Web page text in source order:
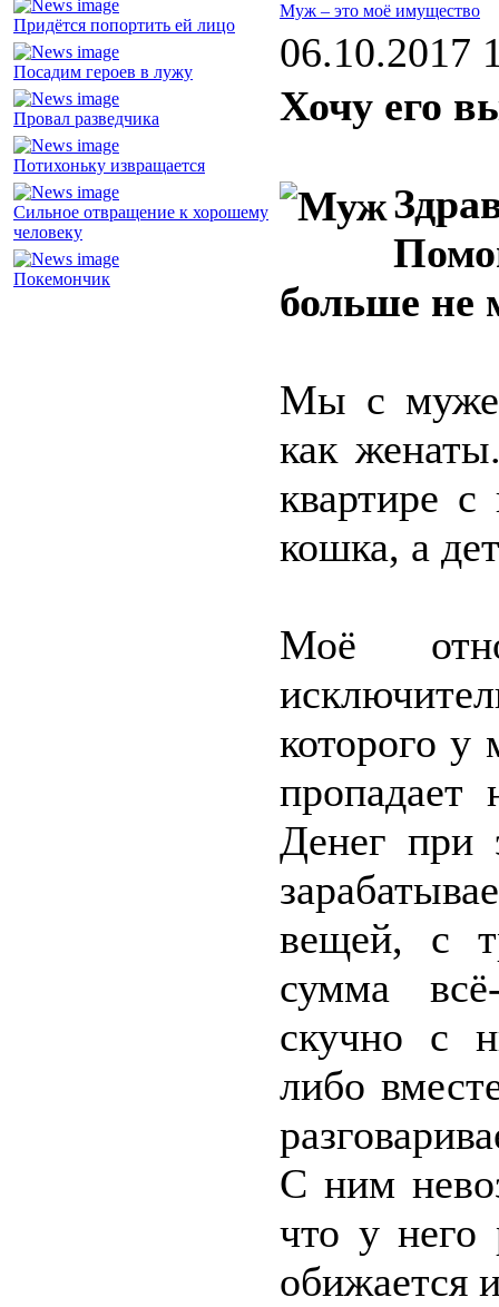
Придётся попортить ей лицо
Посадим героев в лужу
Провал разведчика
Потихоньку извращается
Сильное отвращение к хорошему
человеку
Покемончик
Муж – это моё имущество
06.10.2017
Хочу его
больше не
Мы с
как
квартире
кошка, а
Моё
которого у
пропадает
Денег при
вещей, с
сумма
скучно с
либо
С ним
что у него
обижается